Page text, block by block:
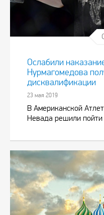
Ослабили
Нурмагомедова
дисквалификации
23 мая 2019
В Американской
Невада решили пойти